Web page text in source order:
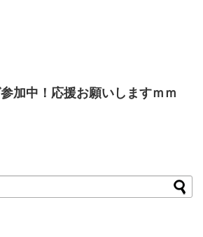
加中！応援お願いしますｍｍ